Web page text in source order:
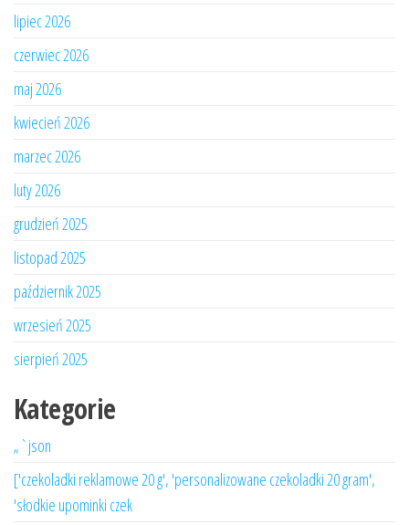
lipiec 2026
czerwiec 2026
maj 2026
kwiecień 2026
marzec 2026
luty 2026
grudzień 2025
listopad 2025
październik 2025
wrzesień 2025
sierpień 2025
Kategorie
„`json
['czekoladki reklamowe 20 g', 'personalizowane czekoladki 20 gram',
'słodkie upominki czek